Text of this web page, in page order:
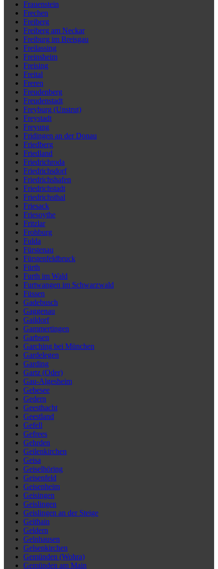
Frauenstein
Frechen
Freiberg
Freiberg am Neckar
Freiburg im Breisgau
Freilassing
Freinsheim
Freising
Freital
Freren
Freudenberg
Freudenstadt
Freyburg (Unstrut)
Freystadt
Freyung
Fridingen an der Donau
Friedberg
Friedland
Friedrichroda
Friedrichsdorf
Friedrichshafen
Friedrichstadt
Friedrichsthal
Friesack
Friesoythe
Fritzlar
Frohburg
Fulda
Fürstenau
Fürstenfeldbruck
Fürth
Furth im Wald
Furtwangen im Schwarzwald
Füssen
Gadebusch
Gaggenau
Gaildorf
Gammertingen
Garbsen
Garching bei München
Gardelegen
Garding
Gartz (Oder)
Gau-Algesheim
Gebesee
Gedern
Geesthacht
Geestland
Gefell
Gefrees
Gehrden
Geilenkirchen
Geisa
Geiselhöring
Geisenfeld
Geisenheim
Geisingen
Geislingen
Geislingen an der Steige
Geithain
Geldern
Gelnhausen
Gelsenkirchen
Gemünden (Wohra)
Gemünden am Main